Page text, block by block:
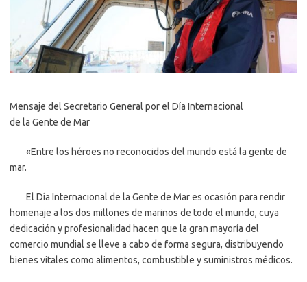
Mensaje del Secretario General por el Día Internacional
de la Gente de Mar
«Entre los héroes no reconocidos del mundo está la gente de
mar.
El Día Internacional de la Gente de Mar es ocasión para rendir
homenaje a los dos millones de marinos de todo el mundo, cuya
dedicación y profesionalidad hacen que la gran mayoría del
comercio mundial se lleve a cabo de forma segura, distribuyendo
bienes vitales como alimentos, combustible y suministros médicos.